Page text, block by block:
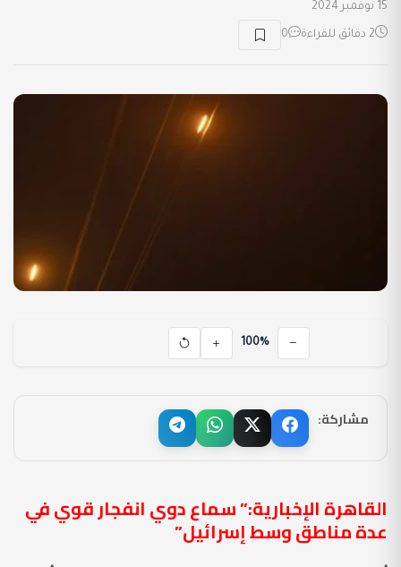
15 نوفمبر 2024
2 دقائق للقراءة 0
100%
مشاركة:
القاهرة الإخبارية:” سماع دوي انفجار قوي في
عدة مناطق وسط إسرائيل”